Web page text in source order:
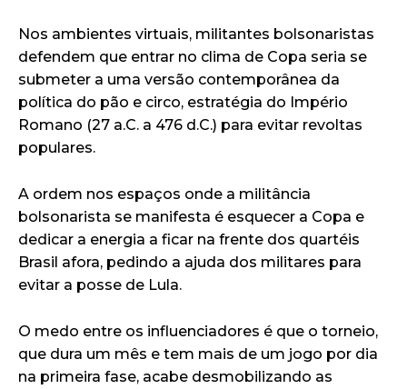
Nos ambientes virtuais, militantes bolsonaristas
defendem que entrar no clima de Copa seria se
submeter a uma versão contemporânea da
política do pão e circo, estratégia do Império
Romano (27 a.C. a 476 d.C.) para evitar revoltas
populares.
A ordem nos espaços onde a militância
bolsonarista se manifesta é esquecer a Copa e
dedicar a energia a ficar na frente dos quartéis
Brasil afora, pedindo a ajuda dos militares para
evitar a posse de Lula.
O medo entre os influenciadores é que o torneio,
que dura um mês e tem mais de um jogo por dia
na primeira fase, acabe desmobilizando as